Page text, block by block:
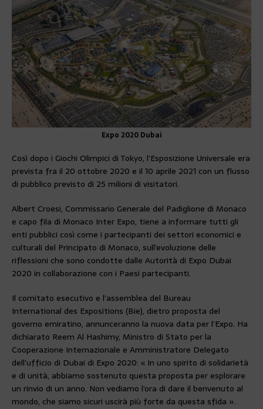
Expo 2020 Dubai
Così dopo i Giochi Olimpici di Tokyo, l’Esposizione Universale era
prevista fra il 20 ottobre 2020 e il 10 aprile 2021 con un flusso
di pubblico previsto di 25 milioni di visitatori.
Albert Croesi, Commissario Generale del Padiglione di Monaco
e capo fila di Monaco Inter Expo, tiene a informare tutti gli
enti pubblici così come i partecipanti dei settori economici e
culturali del Principato di Monaco, sull’evoluzione delle
riflessioni che sono condotte dalle Autorità di Expo Dubai
2020 in collaborazione con i Paesi partecipanti.
Il comitato esecutivo e l’assemblea del Bureau
International des Expositions (Bie), dietro proposta del
governo emiratino, annunceranno la nuova data per l’Expo. Ha
dichiarato Reem Al Hashimy, Ministro di Stato per la
Cooperazione Internazionale e Amministratore Delegato
dell’ufficio di Dubai di Expo 2020: « In uno spirito di solidarietà
e di unità, abbiamo sostenuto questa proposta per esplorare
un rinvio di un anno. Non vediamo l’ora di dare il benvenuto al
mondo, che siamo sicuri uscirà più forte da questa sfida ».